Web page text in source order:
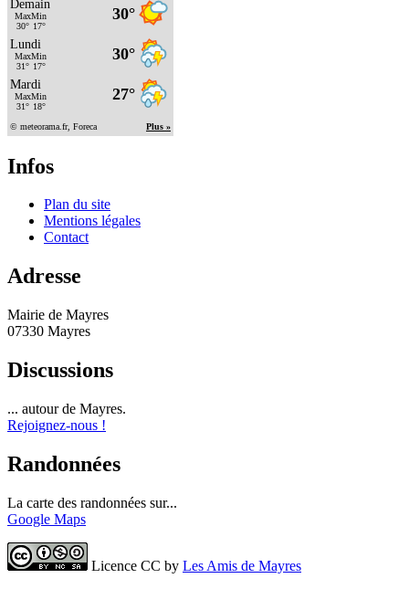
Infos
Plan du site
Mentions légales
Contact
Adresse
Mairie de Mayres
07330 Mayres
Discussions
... autour de Mayres.
Rejoignez-nous !
Randonnées
La carte des randonnées sur...
Google Maps
Licence CC by Les Amis de Mayres